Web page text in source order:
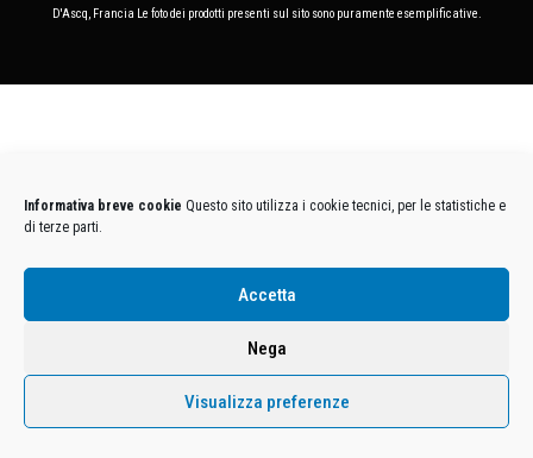
Informativa breve cookie Questo sito utilizza i cookie tecnici, per le statistiche e
di terze parti.
Accetta
Nega
Visualizza preferenze
D'Ascq, Francia Le foto dei prodotti presenti sul sito sono puramente esemplificative.